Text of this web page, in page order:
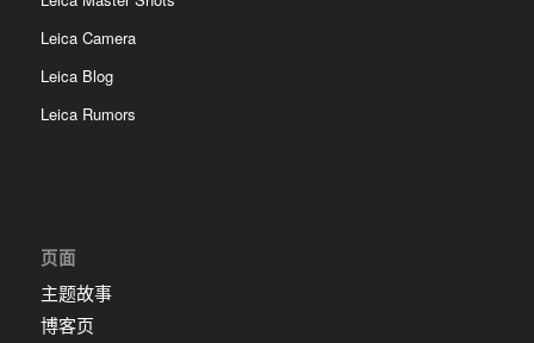
Leica Camera
Leica Blog
Leica Rumors
页面
主题故事
博客页